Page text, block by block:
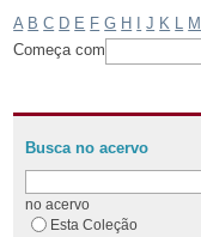
A B C D E F G H J K M
Começa com
Busca no acervo
no acervo
Esta Coleção